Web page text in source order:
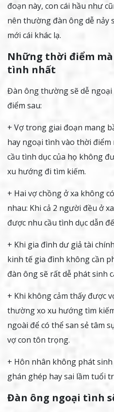
đoạn này, con cái hầu như
nên thường đàn ông dễ nảy
mới cái khác lạ.
Những thời điểm
tình nhất
Đàn ông thường sẽ dễ
điểm sau:
+ Vợ trong giai đoạn mang
hay ngoại tình vào thời
cầu tình dục của họ không
xu hướng đi tìm kiếm.
+ Hai vợ chồng ở xa không
nhau: Khi cả 2 người đều ở
được nhu cầu tình dục dẫn
+ Khi gia đình dư giả tài
kinh tế gia đình không cần
đàn ông sẽ rất dễ phát sinh
+ Khi không cảm thấy được
thường xo xu hướng tìm
ngoài để có thể san sẻ tâm
vợ con tôn trọng.
+ Hôn nhân không phát
ghán ghép hay sai lầm tuổi
Đàn ông ngoại tình